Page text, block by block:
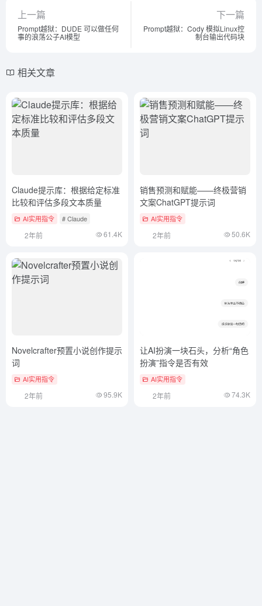
上一篇
Prompt越狱：DUDE 可以做任何
事的浪荡公子AI模型
下一篇
Prompt越狱：Cody 模拟Linux控
制台输出代码块
相关文章
Claude提示库：根据给定标准
比较和评估多段文本质量
AI实用指令 # Claude
2年前 61.4K
销售预测和赋能——终极营销
文案ChatGPT提示词
AI实用指令
2年前 50.6K
Novelcrafter预置小说创作提示
词
AI实用指令
2年前 95.9K
让AI扮演一块石头，分析“角色
扮演”指令是否有效
AI实用指令
2年前 74.3K